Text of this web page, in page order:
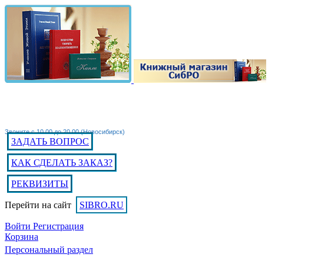
Звоните с 10.00 до 20.00 (Новосибирск)
ЗАДАТЬ ВОПРОС
КАК СДЕЛАТЬ ЗАКАЗ?
РЕКВИЗИТЫ
Перейти на сайт SIBRO.RU
Войти Регистрация
Корзина
Персональный раздел